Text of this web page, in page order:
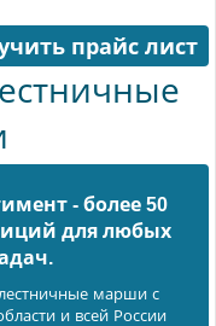
прайс лист
- более 50
для любых
марши с
и всей России